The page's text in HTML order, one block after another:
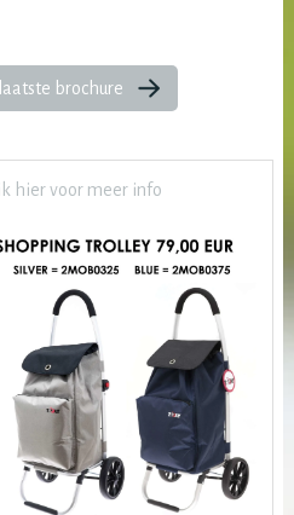
brochure
hier voor meer info